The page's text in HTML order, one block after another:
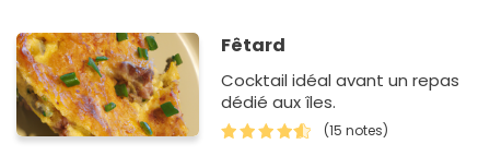
Fêtard
Cocktail idéal avant un repas
dédié aux îles.
(15 notes)